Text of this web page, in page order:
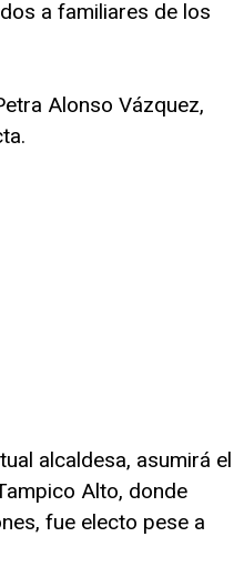
a familiares de los
Alonso Vázquez,
alcaldesa, asumirá el
Alto, donde
fue electo pese a